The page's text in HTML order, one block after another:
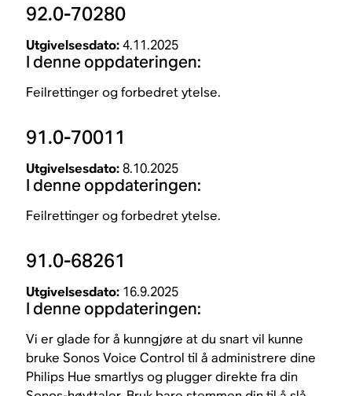
92.0-70280
Utgivelsesdato:4.11.2025
I denne oppdateringen:
Feilrettinger og forbedret ytelse.
91.0-70011
Utgivelsesdato:8.10.2025
I denne oppdateringen:
Feilrettinger og forbedret ytelse.
91.0-68261
Utgivelsesdato: 16.9.2025
I denne oppdateringen:
Vi er glade for å kunngjøre at du snart vil kunne
bruke Sonos Voice Control til å administrere dine
Philips Hue smartlys og plugger direkte fra din